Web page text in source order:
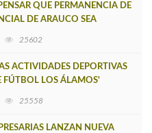
QUE PERMANENCIA DE
DE ARAUCO SEA
25602
ACTIVIDADES DEPORTIVAS
FÚTBOL LOS ÁLAMOS'
25558
LANZAN NUEVA